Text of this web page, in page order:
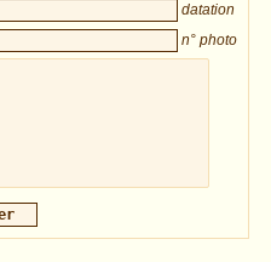
datation
n° photo